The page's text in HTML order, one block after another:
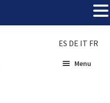
ES DE IT FR
Menu